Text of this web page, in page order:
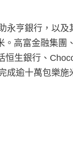
亨銀行，以
高富金融集
生銀行、
成逾十萬包樂施